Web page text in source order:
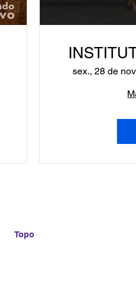
sex., 28 de
Topo